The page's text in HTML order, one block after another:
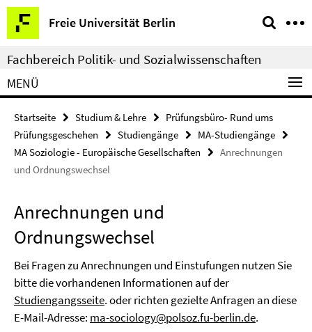
Springe
direkt
zu
Inhalt
Freie Universität Berlin
Service-
Navigation
Fachbereich Politik- und Sozialwissenschaften
MENÜ
Startseite Studium & Lehre
Prüfungsbüro- Rund ums
Prüfungsgeschehen
Studiengänge
MA-Studiengänge
MA Soziologie - Europäische Gesellschaften
Anrechnungen
und Ordnungswechsel
Anrechnungen und
Ordnungswechsel
Bei Fragen zu Anrechnungen und Einstufungen nutzen Sie
bitte die vorhandenen Informationen auf der
Studiengangsseite. oder richten gezielte Anfragen an diese
E-Mail-Adresse: ma-sociology@polsoz.fu-berlin.de.